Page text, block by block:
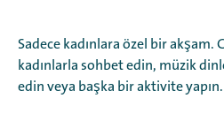
Sadece kadınlara özel bir akşam.
kadınlarla sohbet edin, müzik
edin veya başka bir aktivite yapın.